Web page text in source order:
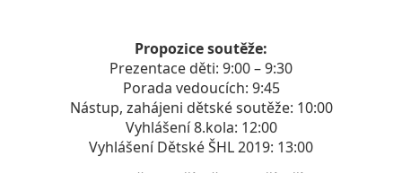
Propozice soutěže:
Prezentace děti: 9:00 – 9:30
Porada vedoucích: 9:45
Nástup, zahájeni dětské soutěže: 10:00
Vyhlášení 8.kola: 12:00
Vyhlášení Dětské ŠHL 2019: 13:00